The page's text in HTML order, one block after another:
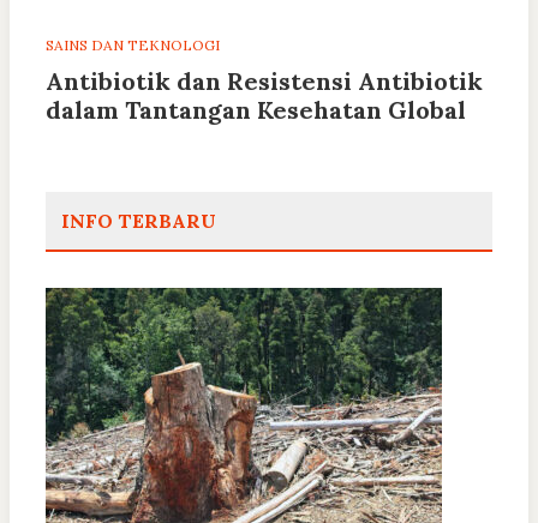
SAINS DAN TEKNOLOGI
Antibiotik dan Resistensi Antibiotik
dalam Tantangan Kesehatan Global
INFO TERBARU